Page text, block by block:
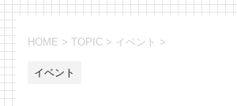
HOME > TOPIC > イベント >
イベント